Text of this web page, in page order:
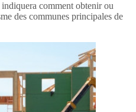
comment obtenir ou
des communes principales de